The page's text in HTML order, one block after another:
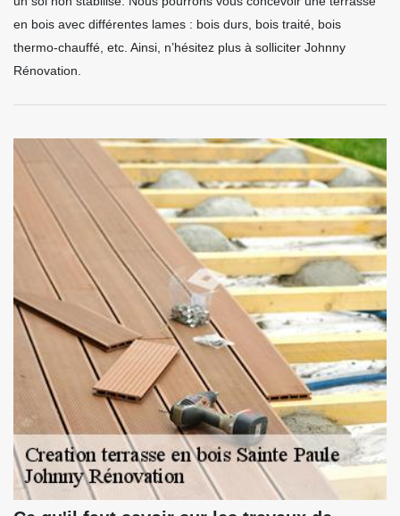
en bois avec différentes lames : bois durs, bois traité, bois
thermo-chauffé, etc. Ainsi, n’hésitez plus à solliciter Johnny
Rénovation.